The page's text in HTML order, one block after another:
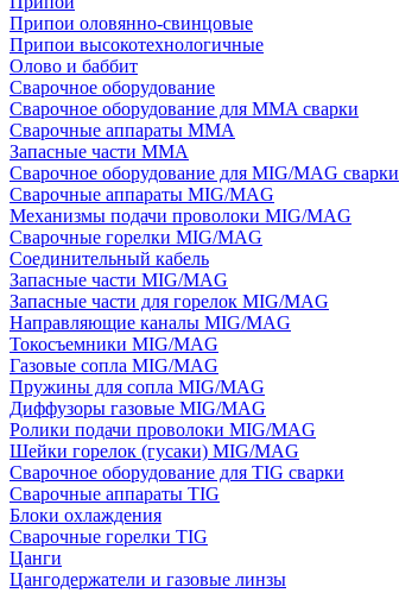
Припои оловянно-свинцовые
Припои высокотехнологичные
Олово и баббит
Сварочное оборудование
Сварочное оборудование для MMA сварки
Сварочные аппараты MMA
Запасные части MMA
Сварочное оборудование для MIG/MAG сварки
Сварочные аппараты MIG/MAG
Механизмы подачи проволоки MIG/MAG
Сварочные горелки MIG/MAG
Соединительный кабель
Запасные части MIG/MAG
Запасные части для горелок MIG/MAG
Направляющие каналы MIG/MAG
Токосъемники MIG/MAG
Газовые сопла MIG/MAG
Пружины для сопла MIG/MAG
Диффузоры газовые MIG/MAG
Ролики подачи проволоки MIG/MAG
Шейки горелок (гусаки) MIG/MAG
Сварочное оборудование для TIG сварки
Сварочные аппараты TIG
Блоки охлаждения
Сварочные горелки TIG
Цанги
Цангодержатели и газовые линзы